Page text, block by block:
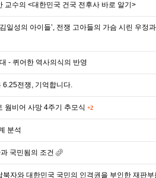
교수의 <대한민국 건국 전후사 바로 알기>
일성의 아이들’, 전쟁 고아들의 가슴 시린 우정
- 퀴어한 역사의식의 반영
6.25전쟁, 기억합니다.
웜비어 사망 4주기 추모식 +2
분석
국민됨의 조건
북자와 대한민국 국민의 인격권을 부인한 재판